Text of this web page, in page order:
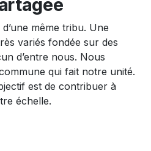
même tribu. Une
variés fondée sur des
d’entre nous. Nous
qui fait notre unité.
est de contribuer à
échelle.